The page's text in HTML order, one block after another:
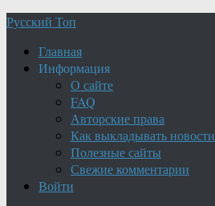
Русский Топ
Главная
Информация
О сайте
FAQ
Авторские права
Как выкладывать новости
Полезные сайты
Свежие комментарии
Войти